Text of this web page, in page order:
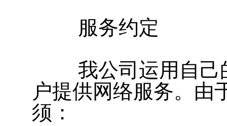
服务约定
我公司运用自己的
户提供网络服务。由
须：